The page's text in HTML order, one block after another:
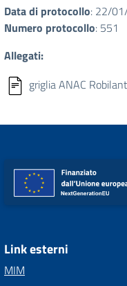
Data di protocollo: 22/
Numero protocollo: 551
Allegati:
griglia ANAC
Link esterni
MIM